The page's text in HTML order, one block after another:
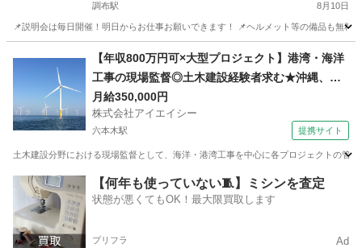
調布駅 8月10日
📌説明会は毎日開催！明日からお仕事お願いできます！ 📌ヘルメット等の備品も無
調布駅 建築 掲示板
【年収800万円可×大型プロジェクト】港湾・海洋
工事の現場監督◎土木建設経験者求む★沖縄、東
京、横浜、福島、秋田で活躍のチャンス
月給350,000円
株式会社アイエイシー
六本木駅 提携サイト
土木建設分野における現場監督として、海洋・港湾工事を中心に各プロジェクトの
東京 六本木駅 その他
【何年も使っていない🧵】ミシンを査定
状態が悪くてもOK！最大限買取します
プリフラ Ad